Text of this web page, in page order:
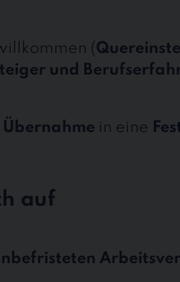
(
und
Übernahme in eine
auf